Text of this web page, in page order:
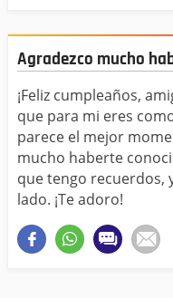
Agradezco mucho
¡Feliz cumpleaños,
que para mi eres
parece el mejor
mucho haberte
que tengo recuerdos,
lado. ¡Te adoro!